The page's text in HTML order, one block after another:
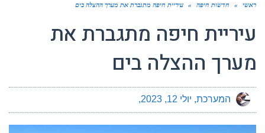
ראשי » חדשות חיפה » עיריית חיפה מתגברת את מערך ההצלה בים
עיריית חיפה מתגברת את
מערך ההצלה בים
המערכת יולי 12, 2023